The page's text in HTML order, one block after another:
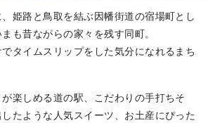
姫路と鳥取を結ぶ因幡街道の宿場町とし
も昔ながらの家々を残す同町。
タイムスリップをした気分になれるまち
楽しめる道の駅、こだわりの手打ちそ
たような人気スイーツ、お土産にぴった